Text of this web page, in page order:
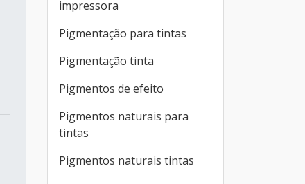
impressora
Pigmentação para tintas
Pigmentação tinta
Pigmentos de efeito
Pigmentos naturais para
tintas
Pigmentos naturais tintas